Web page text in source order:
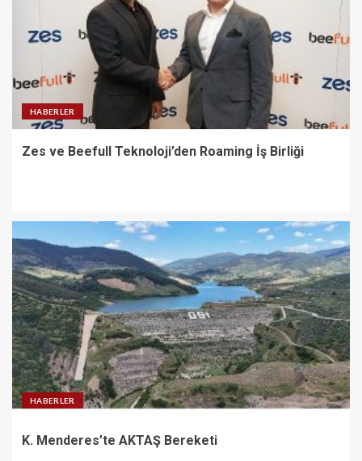
HABERLER
Zes ve Beefull Teknoloji’den Roaming İş Birliği
HABERLER
K. Menderes’te AKTAŞ Bereketi